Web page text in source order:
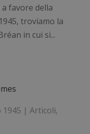
favore della
troviamo la
in cui si...
1945 | Articoli,